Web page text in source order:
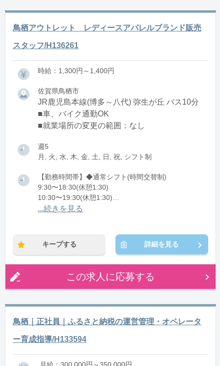
鳥栖アウトレット レディースアパレルブランド販売
スタッフ/H136261
時給：1,300円～1,400円
佐賀県鳥栖市
JR鹿児島本線(博多～八代) 弥生が丘 バス10分
■車、バイク通勤OK
■就業場所の変更の範囲：なし
週5
月, 火, 水, 木, 金, 土, 日, 祝, シフト制
【勤務時間帯】◆通常シフト(時間交替制)
9:30〜18:30(休憩1:30)
10:30〜19:30(休憩1:30)
11:30〜20:30(休憩1:30)
...続きを見る
キープする 詳細を見る
この求人に応募する
鳥栖｜正社員｜ふるさと納税の運営管理・オペレータ
ー育成指導/H133594